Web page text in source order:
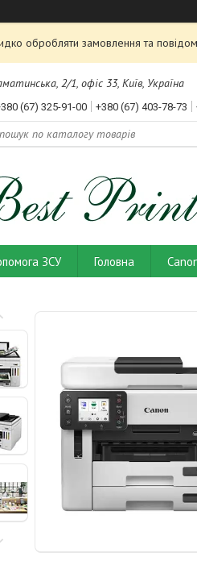
обробляти замовлення та
2/1, офіс 33, Київ, Україна
(67) 325-91-00 +380 (67) 403-78-73
ЗСУ Головна